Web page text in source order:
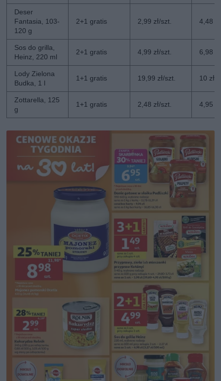
Deser
Fantasia, 103-
120 g
2+1 gratis 2,99 zł/szt. 4,48
Sos do grilla,
Heinz, 220 ml
2+1 gratis 4,99 zł/szt. 6,98
Lody Zielona
Budka, 1 l
1+1 gratis 19,99 zł/szt. 10 zł/
Zottarella, 125
g
1+1 gratis 2,48 zł/szt. 4,95